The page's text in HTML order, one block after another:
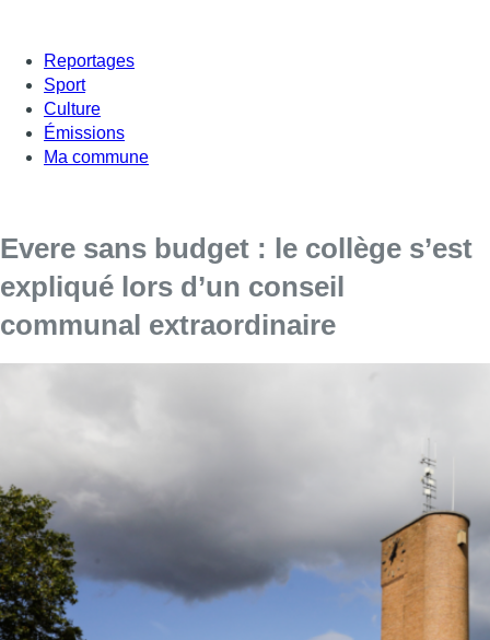
Reportages
Sport
Culture
Émissions
Ma commune
Evere sans budget : le collège s’est
expliqué lors d’un conseil
communal extraordinaire